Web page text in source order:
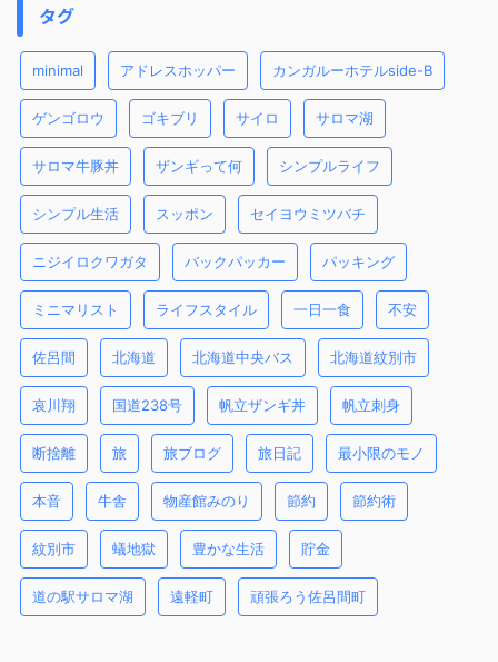
タグ
minimal アドレスホッパー カンガルーホテルside-B
ゲンゴロウ ゴキブリ サイロ サロマ湖
サロマ牛豚丼 ザンギって何 シンプルライフ
シンプル生活 スッポン セイヨウミツバチ
ニジイロクワガタ バックパッカー パッキング
ミニマリスト ライフスタイル 一日一食 不安
佐呂間 北海道 北海道中央バス 北海道紋別市
哀川翔 国道238号 帆立ザンギ丼 帆立刺身
断捨離 旅 旅ブログ 旅日記 最小限のモノ
本音 牛舎 物産館みのり 節約 節約術
紋別市 蟻地獄 豊かな生活 貯金
道の駅サロマ湖 遠軽町 頑張ろう佐呂間町